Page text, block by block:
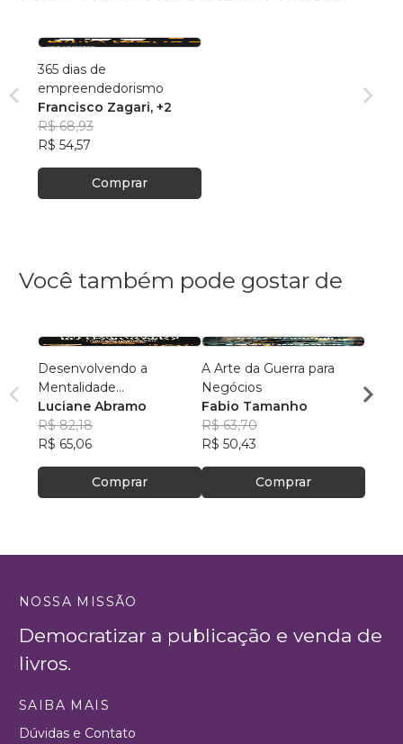
365 dias de
empreendedorismo
Francisco Zagari, +2
R$ 68,93
R$ 54,57
Comprar
Você também pode gostar de
Desenvolvendo a
Mentalidade
Empreendedora
Luciane Abramo
R$ 82,18
R$ 65,06
Comprar
A Arte da Guerra para
Negócios
Fabio Tamanho
R$ 63,70
R$ 50,43
Comprar
R$
NOSSA MISSÃO
Democratizar a publicação e venda de
livros.
SAIBA MAIS
Dúvidas e Contato